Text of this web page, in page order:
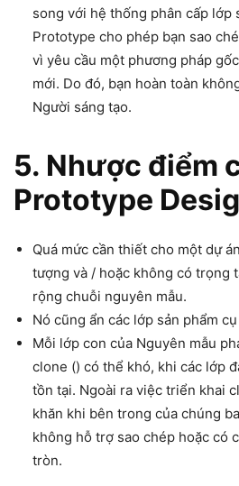
song với hệ thống phân cấp lớp
Prototype cho phép bạn sao
vì yêu cầu một phương pháp
mới. Do đó, bạn hoàn toàn
Người sáng tạo.
5. Nhược điểm
Prototype
Quá mức cần thiết cho một dự
tượng và / hoặc không có trọng
rộng chuỗi nguyên mẫu.
Nó cũng ẩn các lớp sản phẩm
Mỗi lớp con của Nguyên mẫu
clone () có thể khó, khi các lớp
tồn tại. Ngoài ra việc triển khai
khăn khi bên trong của chúng
không hỗ trợ sao chép hoặc có
tròn.